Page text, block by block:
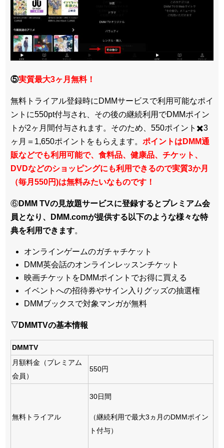
⑤実質最大3ヶ月無料！
無料トライアル登録時にDMMサービスで利用可能なポイ
ントに550pt付与され、その後の継続利用でDMMポイン
トが2ヶ月間付与されます。そのため、550ポイント✖️3
ヶ月＝1,650ポイントをもらえます。 ポイントはDMM通
販などでも利用可能で、食料品、健康品、チケット、
DVDなどのショッピングにも利用できるので実質3か月
（毎月550円)は無料みたいなものです！
⑥DMM TVの見放題サービスに登録するとプレミアム会
員となり、DMM.comが提供する以下のような様々な特
典を利用できます。
オンラインゲームのガチャチケット
DMM英会話のオンラインレッスンチケット
映画チケットをDMMポイントでお得に買える
イベントへの招待券やサイン入りグッズの抽選権
DMMブックスで対象マンガが無料
▽DMMTVの基本情報
DMMTV
月額料金（プレミアム
会員）
550円
無料トライアル
30日間
（継続利用で最大3ヵ月のDMMポイン
ト付与）